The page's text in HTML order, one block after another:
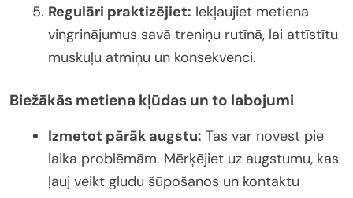
Regulāri praktizējiet: Iekļaujiet metiena
vingrinājumus savā treniņu rutīnā, lai attīstītu
muskuļu atmiņu un konsekvenci.
Biežākās metiena kļūdas un to labojumi
Izmetot pārāk augstu: Tas var novest pie
laika problēmām. Mērķējiet uz augstumu, kas
ļauj veikt gludu šūpošanos un kontaktu